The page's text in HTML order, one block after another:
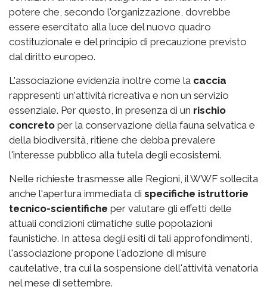
potere che, secondo l'organizzazione, dovrebbe
essere esercitato alla luce del nuovo quadro
costituzionale e del principio di precauzione previsto
dal diritto europeo.
L'associazione evidenzia inoltre come la caccia
rappresenti un'attività ricreativa e non un servizio
essenziale. Per questo, in presenza di un rischio
concreto per la conservazione della fauna selvatica e
della biodiversità, ritiene che debba prevalere
l'interesse pubblico alla tutela degli ecosistemi.
Nelle richieste trasmesse alle Regioni, il WWF sollecita
anche l'apertura immediata di specifiche istruttorie
tecnico-scientifiche per valutare gli effetti delle
attuali condizioni climatiche sulle popolazioni
faunistiche. In attesa degli esiti di tali approfondimenti,
l'associazione propone l'adozione di misure
cautelative, tra cui la sospensione dell'attività venatoria
nel mese di settembre.